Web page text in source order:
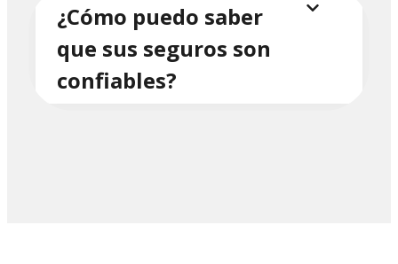
¿Cómo puedo saber
que sus seguros son
confiables?